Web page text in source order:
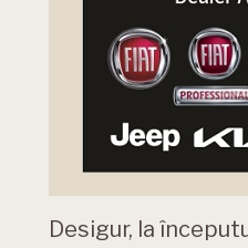
Desigur, la